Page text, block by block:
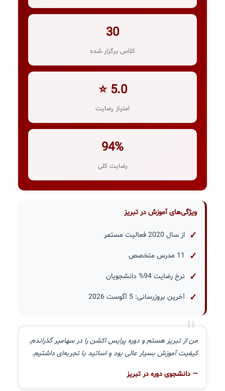
30
کلاس برگزار شده
5.0 ⭐
امتیاز رضایت
94%
رضایت کلی
ویژگی‌های آموزش در تبریز
از سال 2020 فعالیت مستمر
11 مدرس متخصص
نرخ رضایت 94% دانشجویان
آخرین بروزرسانی: 5 آگوست 2026
"
من از تبریز هستم و دوره پرایس اکشن را در سهامیر گذراندم.
کیفیت آموزش بسیار عالی بود و اساتید با تجربه‌ای داشتیم.
— دانشجوی دوره در تبریز